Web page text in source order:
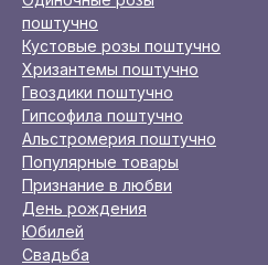
поштучно
Кустовые розы поштучно
Хризантемы поштучно
Гвоздики поштучно
Гипсофила поштучно
Альстромерия поштучно
Популярные товары
Признание в любви
День рождения
Юбилей
Свадьба